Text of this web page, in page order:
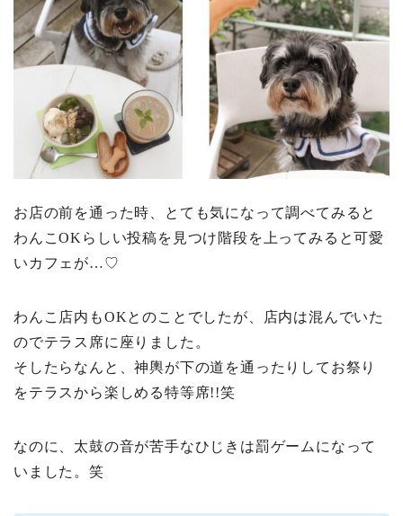
お店の前を通った時、とても気になって調べてみると
わんこOKらしい投稿を見つけ階段を上ってみると可愛
いカフェが…♡
わんこ店内もOKとのことでしたが、店内は混んでいた
のでテラス席に座りました。
そしたらなんと、神輿が下の道を通ったりしてお祭り
をテラスから楽しめる特等席!!笑
なのに、太鼓の音が苦手なひじきは罰ゲームになって
いました。笑